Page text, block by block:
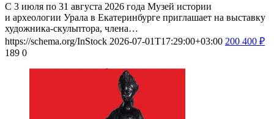
С 3 июля по 31 августа 2026 года Музей истории
и археологии Урала в Екатеринбурге приглашает на выставку
художника-скульптора, члена…
https://schema.org/InStock 2026-07-01T17:29:00+03:00 200 400 ₽
189 0